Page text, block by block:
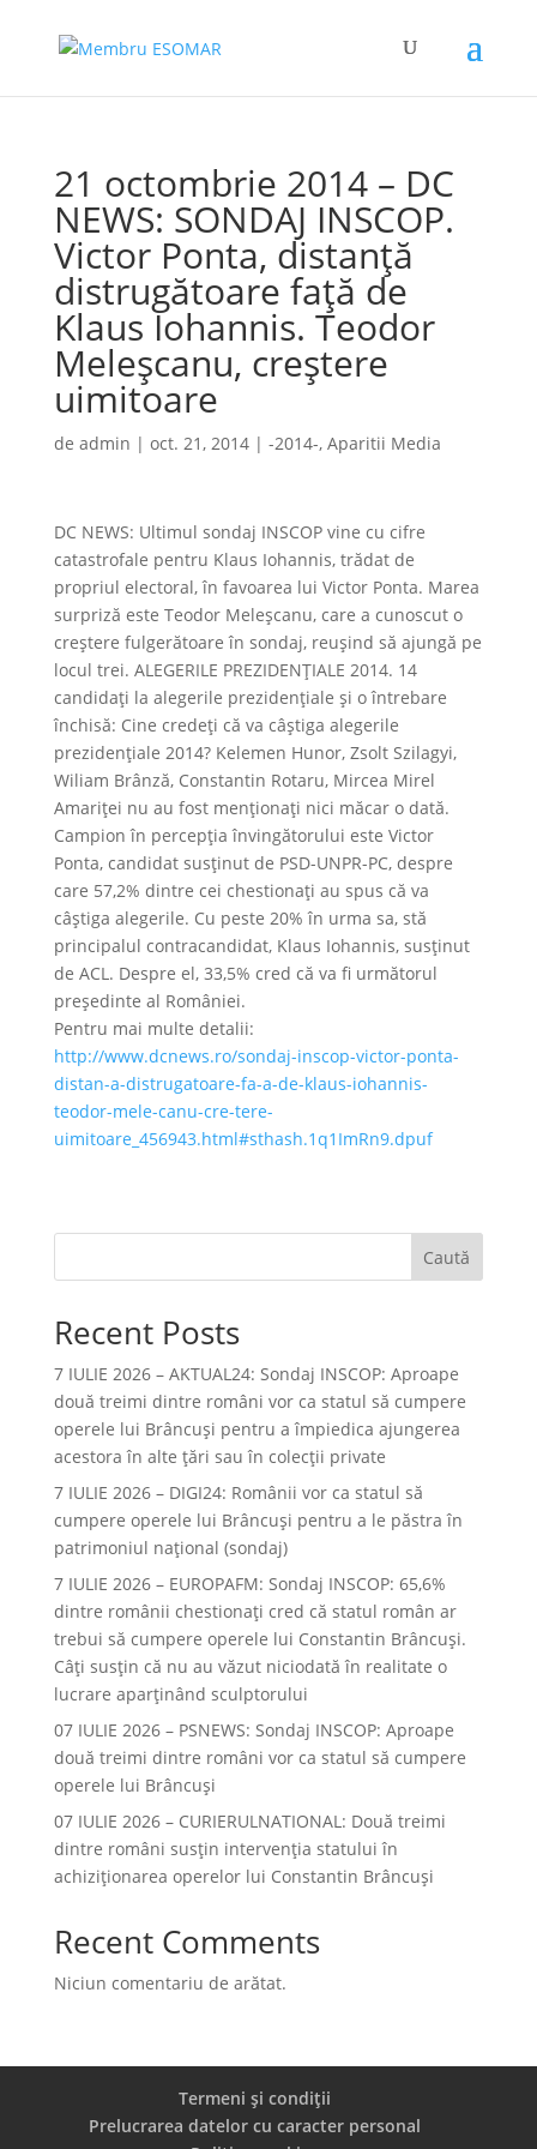
21 octombrie 2014 – DC
NEWS: SONDAJ INSCOP.
Victor Ponta, distanță
distrugătoare față de
Klaus Iohannis. Teodor
Meleșcanu, creștere
uimitoare
de admin | oct. 21, 2014| -2014-, Aparitii Media
DC NEWS: Ultimul sondaj INSCOP vine cu cifre
catastrofale pentru Klaus Iohannis, trădat de
propriul electoral, în favoarea lui Victor Ponta. Marea
surpriză este Teodor Meleșcanu, care a cunoscut o
creștere fulgerătoare în sondaj, reușind să ajungă pe
locul trei. ALEGERILE PREZIDENȚIALE 2014. 14
candidați la alegerile prezidențiale și o întrebare
închisă: Cine credeți că va câștiga alegerile
prezidențiale 2014? Kelemen Hunor, Zsolt Szilagyi,
Wiliam Brânză, Constantin Rotaru, Mircea Mirel
Amariței nu au fost menționați nici măcar o dată.
Campion în percepția învingătorului este Victor
Ponta, candidat susținut de PSD-UNPR-PC, despre
care 57,2% dintre cei chestionați au spus că va
câștiga alegerile. Cu peste 20% în urma sa, stă
principalul contracandidat, Klaus Iohannis, susținut
de ACL. Despre el, 33,5% cred că va fi următorul
președinte al României.
Pentru mai multe detalii:
http://www.dcnews.ro/sondaj-inscop-victor-ponta-
distan-a-distrugatoare-fa-a-de-klaus-iohannis-
teodor-mele-canu-cre-tere-
uimitoare_456943.html#sthash.1q1ImRn9.dpuf
Caută
Recent Posts
7 IULIE 2026 – AKTUAL24: Sondaj INSCOP: Aproape
două treimi dintre români vor ca statul să cumpere
operele lui Brâncuşi pentru a împiedica ajungerea
acestora în alte ţări sau în colecţii private
7 IULIE 2026 – DIGI24: Românii vor ca statul să
cumpere operele lui Brâncuși pentru a le păstra în
patrimoniul național (sondaj)
7 IULIE 2026 – EUROPAFM: Sondaj INSCOP: 65,6%
dintre românii chestionați cred că statul român ar
trebui să cumpere operele lui Constantin Brâncuși.
Câți susțin că nu au văzut niciodată în realitate o
lucrare aparținând sculptorului
07 IULIE 2026 – PSNEWS: Sondaj INSCOP: Aproape
două treimi dintre români vor ca statul să cumpere
operele lui Brâncuși
07 IULIE 2026 – CURIERULNATIONAL: Două treimi
dintre români susțin intervenția statului în
achiziționarea operelor lui Constantin Brâncuși
Recent Comments
Niciun comentariu de arătat.
Termeni și condiții
Prelucrarea datelor cu caracter personal